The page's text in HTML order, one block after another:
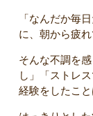
「なんだか毎
に、朝から疲れ
そんな不調を
し」「ストレ
経験をしたこ